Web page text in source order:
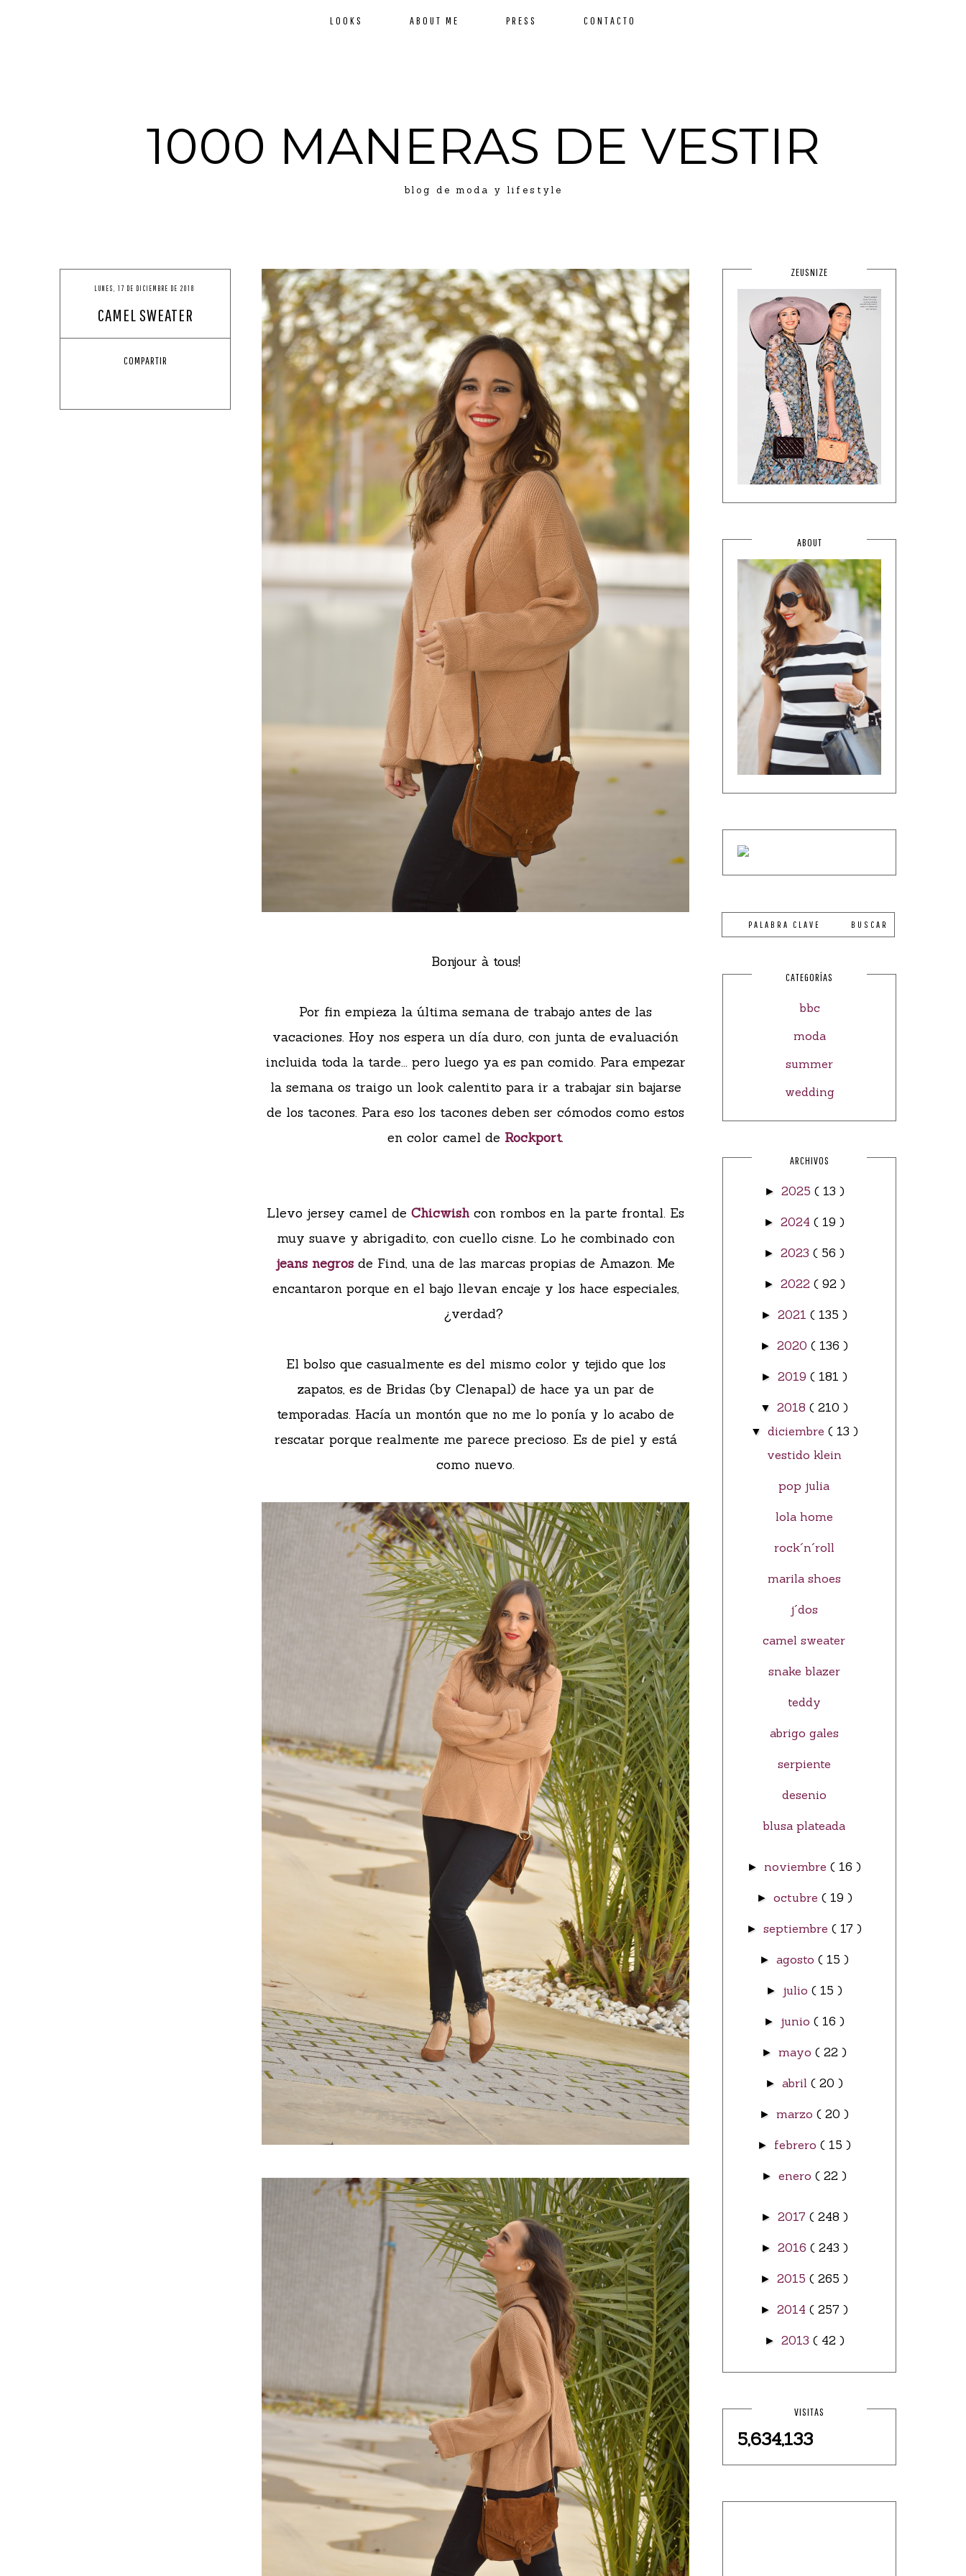
1000 MANERAS DE VESTIR
blog de moda y lifestyle
LOOKS ABOUT ME PRESS CONTACTO
LUNES, 17 DE DICIEMBRE DE 2018
CAMEL SWEATER
COMPARTIR
Bonjour à tous!
Por fin empieza la última semana de trabajo antes de las
vacaciones. Hoy nos espera un día duro, con junta de evaluación
incluida toda la tarde... pero luego ya es pan comido. Para empezar
la semana os traigo un look calentito para ir a trabajar sin bajarse
de los tacones. Para eso los tacones deben ser cómodos como estos
en color camel de Rockport.
Llevo jersey camel deChicwish con rombos en la parte frontal. Es
muy suave y abrigadito, con cuello cisne. Lo he combinado con
jeans negros de Find, una de las marcas propias de Amazon. Me
encantaron porque en el bajo llevan encaje y los hace especiales,
¿verdad?
El bolso que casualmente es del mismo color y tejido que los
zapatos, es de Bridas (by Clenapal) de hace ya un par de
temporadas. Hacía un montón que no me lo ponía y lo acabo de
rescatar porque realmente me parece precioso. Es de piel y está
como nuevo.
ZEUSNIZE
ABOUT
CATEGORÍAS
bbc
moda
summer
wedding
ARCHIVOS
► 2025 ( 13 )
►2024( 19 )
►2023( 56 )
► 2022 ( 92 )
►2021( 135 )
►2020( 136 )
►2019( 181 )
▼2018( 210 )
▼ diciembre ( 13 )
vestido klein
pop julia
lola home
rock´n´roll
marila shoes
j´dos
camel sweater
snake blazer
teddy
abrigo gales
serpiente
desenio
blusa plateada
► noviembre( 16 )
► octubre ( 19 )
►septiembre( 17 )
►agosto( 15 )
► julio( 15 )
► junio( 16 )
►mayo( 22 )
►abril( 20 )
►marzo( 20 )
► febrero( 15 )
►enero( 22 )
► 2017 ( 248 )
► 2016 ( 243 )
►2015( 265 )
►2014( 257 )
► 2013 ( 42 )
VISITAS
5,634,133